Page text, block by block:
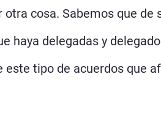
cosa. Sabemos que
delegadas y
tipo de acuerdos que